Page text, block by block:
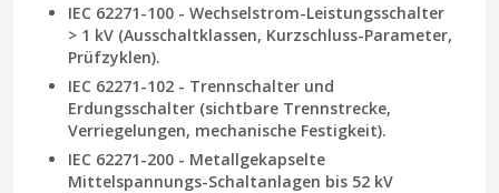
IEC 62271-100 - Wechselstrom-Leistungsschalter
> 1 kV (Ausschaltklassen, Kurzschluss-Parameter,
Prüfzyklen).
IEC 62271-102 - Trennschalter und
Erdungsschalter (sichtbare Trennstrecke,
Verriegelungen, mechanische Festigkeit).
IEC 62271-200 - Metallgekapselte
Mittelspannungs-Schaltanlagen bis 52 kV